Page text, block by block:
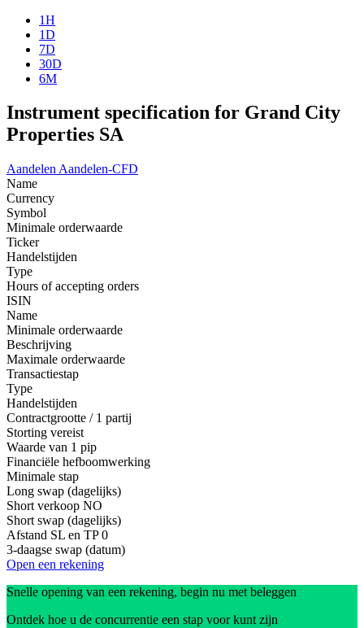
1H
1D
7D
30D
6M
Instrument specification for Grand City
Properties SA
Aandelen Aandelen-CFD
Name
Currency
Symbol
Minimale orderwaarde
Ticker
Handelstijden
Type
Hours of accepting orders
ISIN
Name
Minimale orderwaarde
Beschrijving
Maximale orderwaarde
Transactiestap
Type
Handelstijden
Contractgrootte / 1 partij
Storting vereist
Waarde van 1 pip
Financiële hefboomwerking
Minimale stap
Long swap (dagelijks)
Short verkoop NO
Short swap (dagelijks)
Afstand SL en TP 0
3-daagse swap (datum)
Open een rekening
Snelle opening van een rekening, begin nu met beleggen
Ontdek hoe u de concurrentie een stap voor kunt zijn